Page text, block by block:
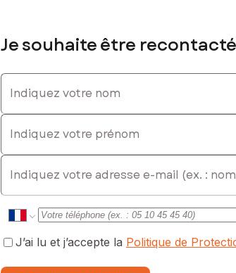
Je souhaite être
Indiquez votre nom
Indiquez votre prénom
E-mail
J’ai lu et j’accepte la Politique de